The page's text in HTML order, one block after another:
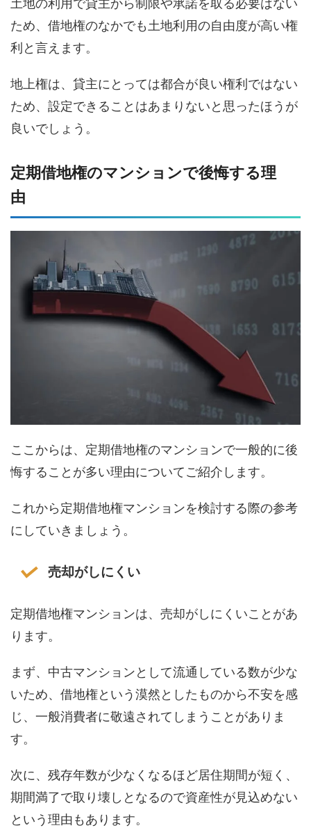
土地の利用で貸主から制限や承諾を取る必要はない
ため、借地権のなかでも土地利用の自由度が高い権
利と言えます。
地上権は、貸主にとっては都合が良い権利ではない
ため、設定できることはあまりないと思ったほうが
良いでしょう。
定期借地権のマンションで後悔する理
由
ここからは、定期借地権のマンションで一般的に後
悔することが多い理由についてご紹介します。
これから定期借地権マンションを検討する際の参考
にしていきましょう。
売却がしにくい
定期借地権マンションは、売却がしにくいことがあ
ります。
まず、中古マンションとして流通している数が少な
いため、借地権という漠然としたものから不安を感
じ、一般消費者に敬遠されてしまうことがありま
す。
次に、残存年数が少なくなるほど居住期間が短く、
期間満了で取り壊しとなるので資産性が見込めない
という理由もあります。